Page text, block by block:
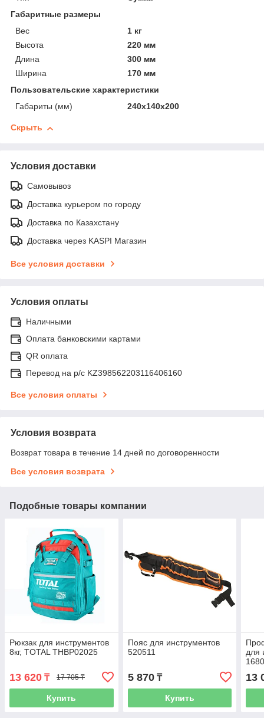
Габаритные размеры
Вес
1 кг
Высота
220 мм
Длина
300 мм
Ширина
170 мм
Пользовательские характеристики
Габариты (мм)
240х140х200
Скрыть
Условия доставки
Самовывоз
Доставка курьером по городу
Доставка по Казахстану
Доставка через KASPI Магазин
Все условия доставки
Условия оплаты
Наличными
Оплата банковскими картами
QR оплата
Перевод на р/с KZ398562203116406160
Все условия оплаты
Условия возврата
Возврат товара в течение 14 дней по договоренности
Все условия возврата
Подобные товары компании
Рюкзак для инструментов
8кг, TOTAL THBP02025
13 620 ₸ 17 705 ₸
Купить
Пояс для инструментов
520511
5 870₸
Купить
для
13